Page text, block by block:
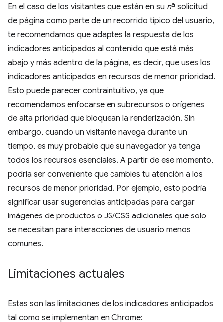
En el caso de los visitantes que están en su nª solicitud
de página como parte de un recorrido típico del usuario,
te recomendamos que adaptes la respuesta de los
indicadores anticipados al contenido que está más
abajo y más adentro de la página, es decir, que uses los
indicadores anticipados en recursos de menor prioridad.
Esto puede parecer contraintuitivo, ya que
recomendamos enfocarse en subrecursos o orígenes
de alta prioridad que bloquean la renderización. Sin
embargo, cuando un visitante navega durante un
tiempo, es muy probable que su navegador ya tenga
todos los recursos esenciales. A partir de ese momento,
podría ser conveniente que cambies tu atención a los
recursos de menor prioridad. Por ejemplo, esto podría
significar usar sugerencias anticipadas para cargar
imágenes de productos o JS/CSS adicionales que solo
se necesitan para interacciones de usuario menos
comunes.
Limitaciones actuales
Estas son las limitaciones de los indicadores anticipados
tal como se implementan en Chrome: